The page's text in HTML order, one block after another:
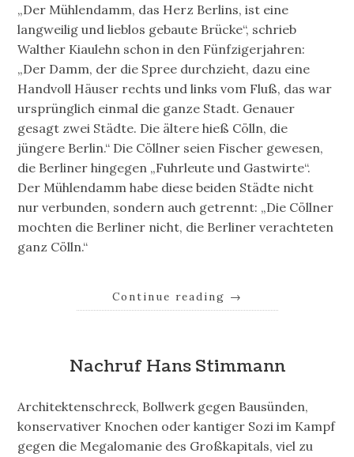
„Der Mühlendamm, das Herz Berlins, ist eine
langweilig und lieblos gebaute Brücke“, schrieb
Walther Kiaulehn schon in den Fünfzigerjahren:
„Der Damm, der die Spree durchzieht, dazu eine
Handvoll Häuser rechts und links vom Fluß, das war
ursprünglich einmal die ganze Stadt. Genauer
gesagt zwei Städte. Die ältere hieß Cölln, die
jüngere Berlin.“ Die Cöllner seien Fischer gewesen,
die Berliner hingegen „Fuhrleute und Gastwirte“.
Der Mühlendamm habe diese beiden Städte nicht
nur verbunden, sondern auch getrennt: „Die Cöllner
mochten die Berliner nicht, die Berliner verachteten
ganz Cölln.“
Continue reading →
Nachruf Hans Stimmann
Architektenschreck, Bollwerk gegen Bausünden,
konservativer Knochen oder kantiger Sozi im Kampf
gegen die Megalomanie des Großkapitals, viel zu